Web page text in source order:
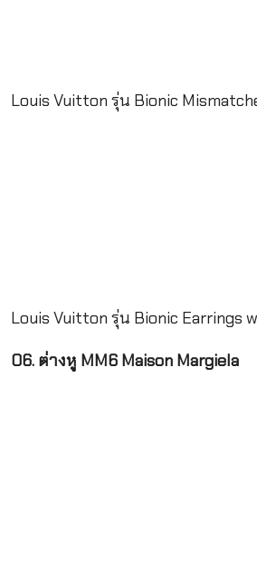
Louis Vuitton รุ่น Bionic
Louis Vuitton รุ่น Bionic Earrings
06. ต่างหู MM6 Maison Margiela